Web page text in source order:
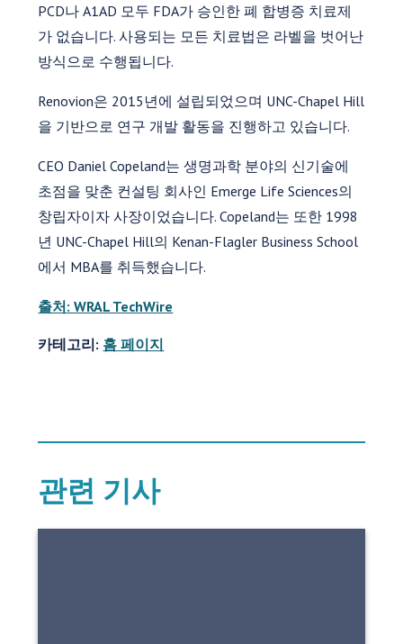
PCD나 A1AD 모두 FDA가 승인한 폐 합병증 치료제
가 없습니다. 사용되는 모든 치료법은 라벨을 벗어난
방식으로 수행됩니다.
Renovion은 2015년에 설립되었으며 UNC-Chapel Hill
을 기반으로 연구 개발 활동을 진행하고 있습니다.
CEO Daniel Copeland는 생명과학 분야의 신기술에
초점을 맞춘 컨설팅 회사인 Emerge Life Sciences의
창립자이자 사장이었습니다. Copeland는 또한 1998
년 UNC-Chapel Hill의 Kenan-Flagler Business School
에서 MBA를 취득했습니다.
출처: WRAL TechWire
카테고리: 홈 페이지
관련 기사